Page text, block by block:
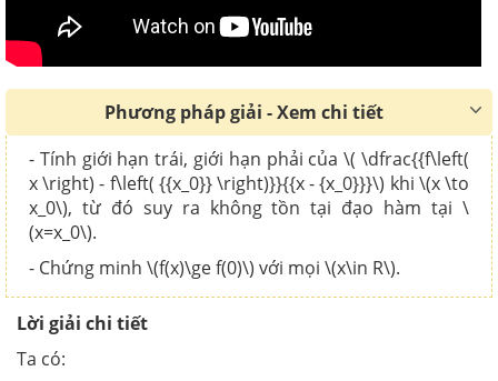
Phương pháp giải - Xem chi tiết
- Tính giới hạn trái, giới hạn phải của \( \dfrac{{f\left(
x \right) - f\left( {{x_0}} \right)}}{{x - {x_0}}}\) khi \(x \to
x_0\), từ đó suy ra không tồn tại đạo hàm tại \
(x=x_0\).
- Chứng minh \(f(x)\ge f(0)\) với mọi \(x\in R\).
Lời giải chi tiết
Ta có: